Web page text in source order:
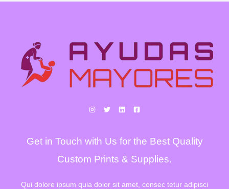
Get in Touch with Us for the Best Quality
Custom Prints & Supplies.
Qui dolore ipsum quia dolor sit amet, consec tetur adipisci